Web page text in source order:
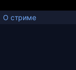
О стриме